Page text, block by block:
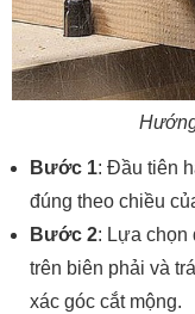
Bước 1: Đầu tiên
đúng theo chiều
Bước 2: Lựa chọn
trên biên phải và
xác góc cắt mộng.